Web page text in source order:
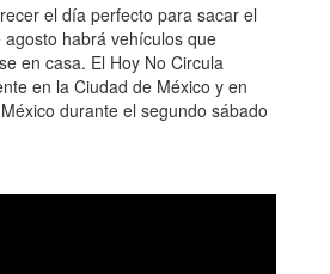
el día perfecto para sacar el
habrá vehículos que
en casa. El Hoy No Circula
en la Ciudad de México y en
durante el segundo sábado